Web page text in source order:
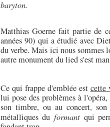
baryton.
Matthias Goerne fait partie de
années 90) qui a étudié avec
du verbe. Mais ici nous
autre monument du lied s'est
Ce qui frappe d'emblée est cette
lui pose des problèmes à
son timbre, ou au concert, son
métalliques du formantqui